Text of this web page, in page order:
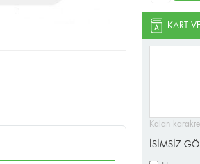
KART
Kalan
İSİMSİZ